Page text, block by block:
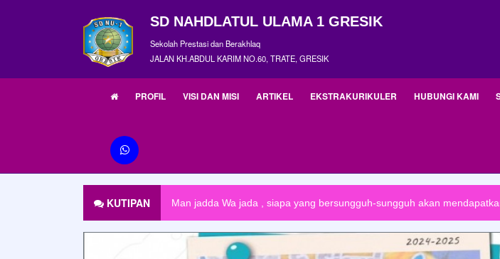
SD NAHDLATUL ULAMA 1 GRESIK
Sekolah Prestasi dan Berakhlaq
JALAN KH.ABDUL KARIM NO.60, TRATE, GRESIK
PROFIL VISI DAN MISI ARTIKEL EKSTRAKURIKULER HUBUNGI KAMI
KUTIPAN
Man jadda Wa jada , siapa yang bersungguh-sungguh akan
Didiklah anakmu sesuai zamannya.Arabic